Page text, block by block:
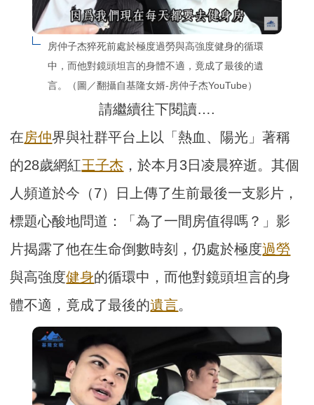
房仲子杰猝死前處於極度過勞與高強度健身的循環
中，而他對鏡頭坦言的身體不適，竟成了最後的遺
言。（圖／翻攝自基隆女婿-房仲子杰YouTube）
請繼續往下閱讀….
在房仲界與社群平台上以「熱血、陽光」著稱
的28歲網紅王子杰 ，於本月3日凌晨猝逝。其個
人頻道於今（7）日上傳了生前最後一支影片，
標題心酸地問道：「為了一間房值得嗎？」影
片揭露了他在生命倒數時刻，仍處於極度過勞
與高強度健身的循環中，而他對鏡頭坦言的身
體不適，竟成了最後的遺言。